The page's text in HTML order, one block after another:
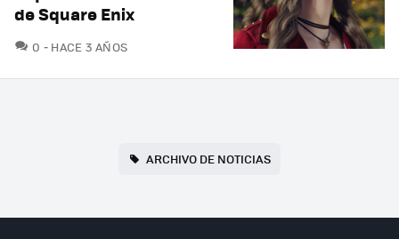
de Square Enix
0 COMENTARIOS
HACE 3 AÑOS
ARCHIVO DE NOTICIAS